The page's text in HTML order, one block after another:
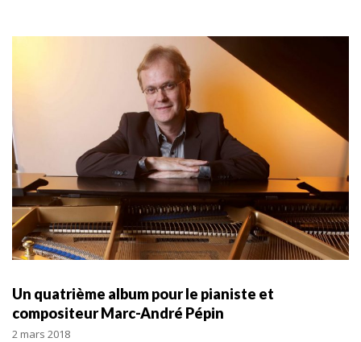
Un quatrième album pour le pianiste et
compositeur Marc-André Pépin
2 mars 2018